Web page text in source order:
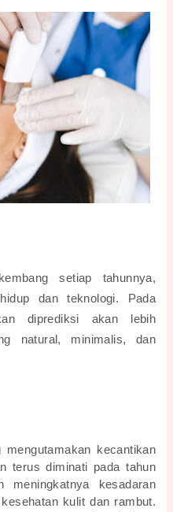
setiap tahunnya,
dan teknologi. Pada
diprediksi akan lebih
natural, minimalis, dan
kecantikan
terus diminati pada tahun
kesadaran
kulit dan rambut.